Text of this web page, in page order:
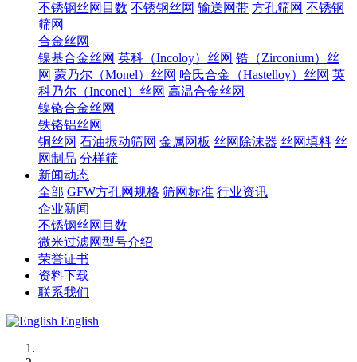
不锈钢丝网目数 不锈钢丝网 输送网带 方孔筛网 不锈钢
筛网
合金丝网
镍基合金丝网 英科（Incoloy）丝网 锆（Zirconium）丝
网 蒙乃尔（Monel）丝网 哈氏合金（Hastelloy）丝网 英
科乃尔（Inconel）丝网 高温合金丝网
镍铬合金丝网
铁铬铝丝网
铜丝网 石油振动筛网 金属网板 丝网除沫器 丝网填料 丝
网制品 分样筛
新闻动态
全部 GFW方孔网规格 筛网标准 行业资讯
企业新闻
不锈钢丝网目数
微米过滤网型号介绍
荣誉证书
资料下载
联系我们
English